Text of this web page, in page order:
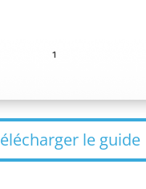
le guide